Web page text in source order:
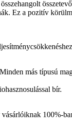
Ez a pozitív
más típusú
bír.
100%-